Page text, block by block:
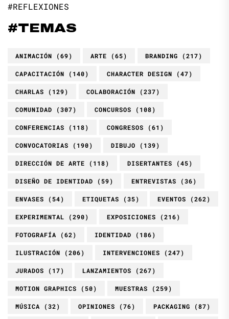
#REFLEXIONES
#TEMAS
ANIMACIÓN (69) ARTE (65) BRANDING (217)
CAPACITACIÓN (140) CHARACTER DESIGN (47)
CHARLAS (129) COLABORACIÓN (237)
COMUNIDAD (307) CONCURSOS (108)
CONFERENCIAS (118) CONGRESOS (61)
CONVOCATORIAS (190) DIBUJO (139)
DIRECCIÓN DE ARTE (118) DISERTANTES (45)
DISEÑO DE IDENTIDAD (59) ENTREVISTAS (36)
ENVASES (54) ETIQUETAS (35) EVENTOS (262)
EXPERIMENTAL (290) EXPOSICIONES (216)
FOTOGRAFÍA (62) IDENTIDAD (186)
ILUSTRACIÓN (206) INTERVENCIONES (247)
JURADOS (17) LANZAMIENTOS (267)
MOTION GRAPHICS (50) MUESTRAS (259)
MÚSICA (32) OPINIONES (76) PACKAGING (87)